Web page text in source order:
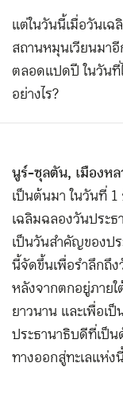
แต่ในวันนี้เมื่อวันเ
สถานหมุนเวียนมา
ตลอดแปดปี ในวันที่
อย่างไร?
นูร์-ซุลตัน, เมืองห
เป็นต้นมา ในวันที่
เฉลิมฉลองวันประ
เป็นวันสำคัญของปร
นี้จัดขึ้นเพื่อรำลึกถึ
หลังจากตกอยู่ภาย
ยาวนาน และเพื่อเ
ประธานาธิบดีที่เป็
ทางออกสู่ทะเลแห่ง